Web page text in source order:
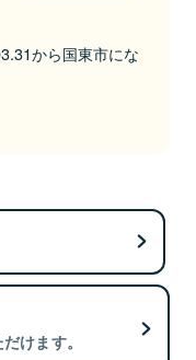
から国東市にな
けます。